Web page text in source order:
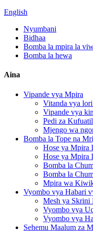
English
Nyumbani
Bidhaa
Bomba la mpira la
Bomba la hewa
Aina
Vipande vya Mpira
Vitanda vya
Vipande vya
Pedi za
Mjengo wa
Bomba la Tope na
Hose ya Mpira
Hose ya Mpira
Bomba la
Bomba la
Mpira wa
Vyombo vya Habari
Mesh ya Skrini
Vyombo vya
Vyombo vya
Sehemu Maalum za